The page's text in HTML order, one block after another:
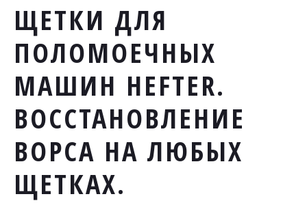
ЩЕТКИ ДЛЯ
ПОЛОМОЕЧНЫХ
МАШИН HEFTER.
ВОССТАНОВЛЕНИЕ
ВОРСА НА ЛЮБЫХ
ЩЕТКАХ.